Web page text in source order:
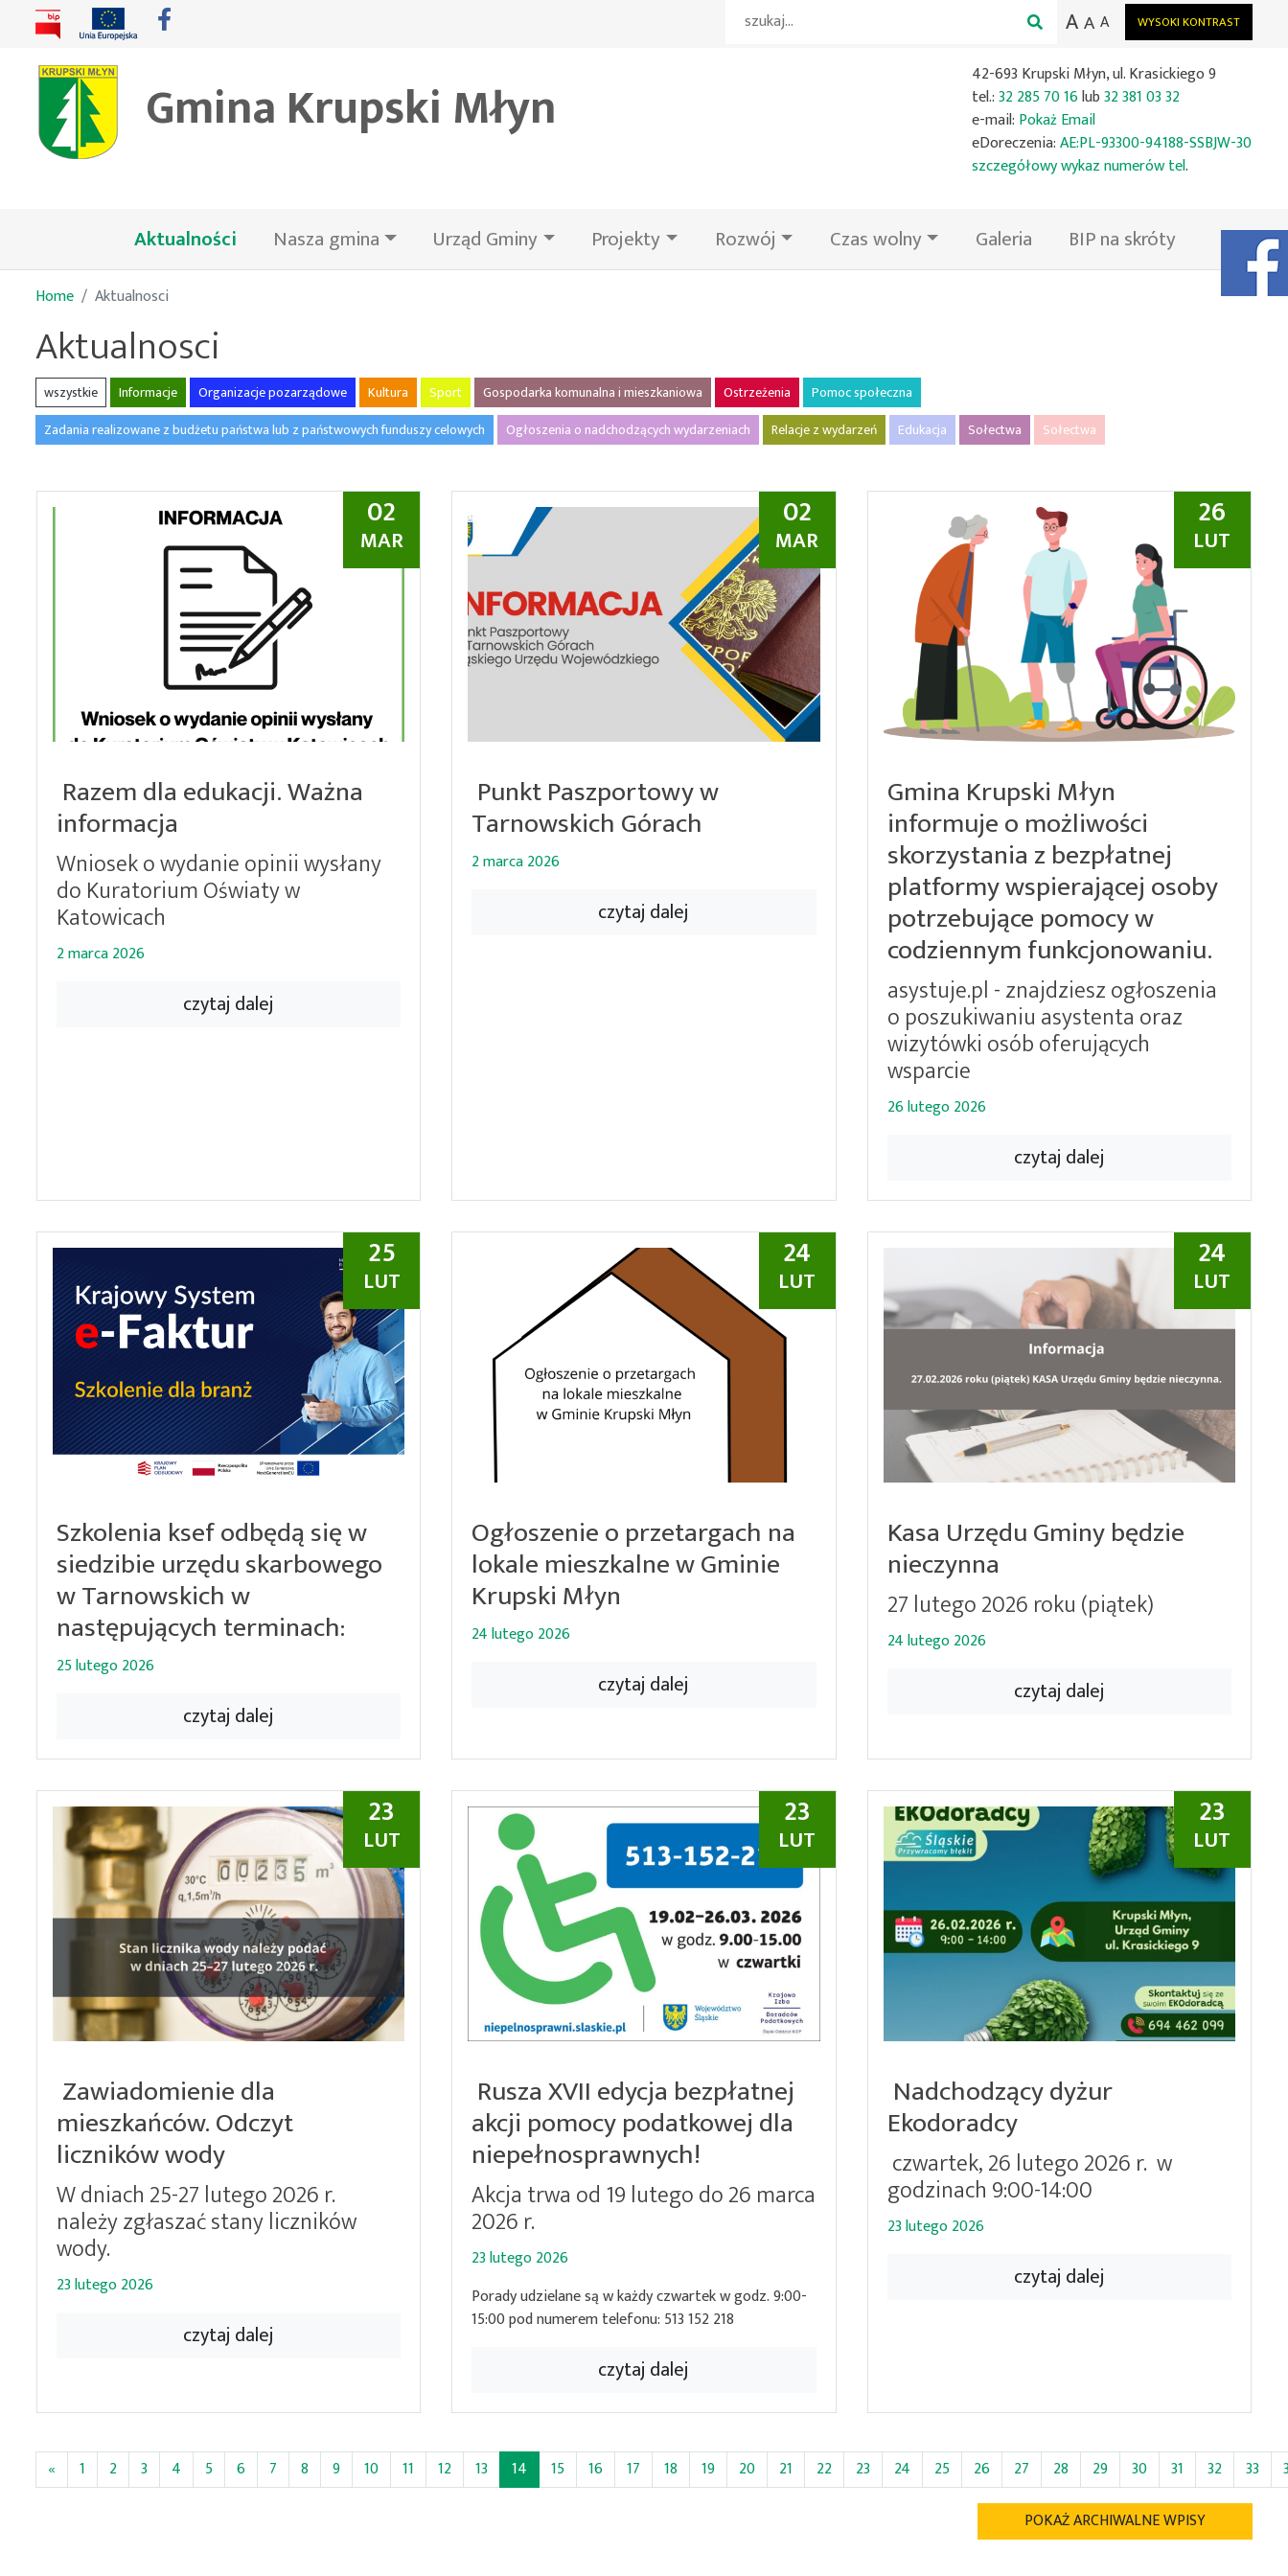
WYSOKI KONTRAST
AA A
Gmina Krupski Młyn
42-693 Krupski Młyn, ul. Krasickiego 9
tel.:32 285 70 16lub32 381 03 32
e-mail: Pokaż Email
eDoreczenia:AE:PL-93300-94188-SSBJW-30
szczegółowy wykaz numerów tel.
Aktualności(bieżąca)Nasza gmina Urząd Gminy Projekty Rozwój Czas wolny Galeria BIP na skróty Facebook
Home Aktualnosci
Aktualnosci
wszystkie Informacje Organizacje pozarządowe Kultura Sport Gospodarka komunalna i mieszkaniowa Ostrzeżenia
Pomoc społeczna
Zadania realizowane z budżetu państwa lub z państwowych funduszy celowych
Ogłoszenia o nadchodzących wydarzeniach Relacje z wydarzeń Edukacja Sołectwa Sołectwa
02
MAR
Razem dla edukacji. Ważna
informacja
Wniosek o wydanie opinii wysłany
do Kuratorium Oświaty w
Katowicach
2 marca 2026
czytaj dalej
02
MAR
Punkt Paszportowy w
Tarnowskich Górach
2 marca 2026
czytaj dalej
26
LUT
Gmina Krupski Młyn
informuje o możliwości
skorzystania z bezpłatnej
platformy wspierającej osoby
potrzebujące pomocy w
codziennym funkcjonowaniu.
asystuje.pl - znajdziesz ogłoszenia
o poszukiwaniu asystenta oraz
wizytówki osób oferujących
wsparcie
26 lutego 2026
czytaj dalej
25
LUT
Szkolenia ksef odbędą się w
siedzibie urzędu skarbowego
w Tarnowskich w
następujących terminach:
25 lutego 2026
czytaj dalej
24
LUT
Ogłoszenie o przetargach na
lokale mieszkalne w Gminie
Krupski Młyn
24 lutego 2026
czytaj dalej
24
LUT
Kasa Urzędu Gminy będzie
nieczynna
27 lutego 2026 roku (piątek)
24 lutego 2026
czytaj dalej
23
LUT
Zawiadomienie dla
mieszkańców. Odczyt
liczników wody
W dniach 25-27 lutego 2026 r.
należy zgłaszać stany liczników
wody.
23 lutego 2026
czytaj dalej
23
LUT
Rusza XVII edycja bezpłatnej
akcji pomocy podatkowej dla
niepełnosprawnych!
Akcja trwa od 19 lutego do 26 marca
2026 r.
23 lutego 2026
Porady udzielane są w każdy czwartek w godz. 9:00-
15:00 pod numerem telefonu: 513 152 218
czytaj dalej
23
LUT
Nadchodzący dyżur
Ekodoradcy
czwartek, 26 lutego 2026 r. w
godzinach 9:00-14:00
23 lutego 2026
czytaj dalej
« 1 2 3 4 5 6 7 8 9 10 11 12 13 14 (bieżąca)
15 16 17 18 19 20 21 22 23 24 25 26 27 28 29 30 31 32 33
POKAŻ ARCHIWALNE WPISY